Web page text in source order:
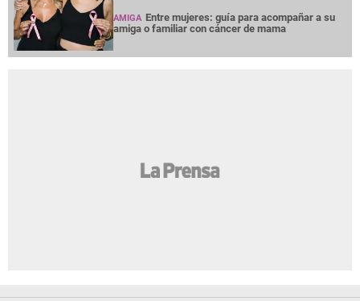
AMIGA Entre mujeres: guía para acompañar a su
amiga o familiar con cáncer de mama